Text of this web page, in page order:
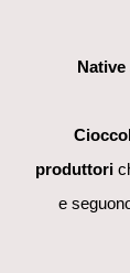
produttori
e